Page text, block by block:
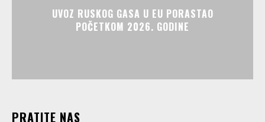
UVOZ RUSKOG GASA U EU PORASTAO
POČETKOM 2026. GODINE
PRATITE NAS